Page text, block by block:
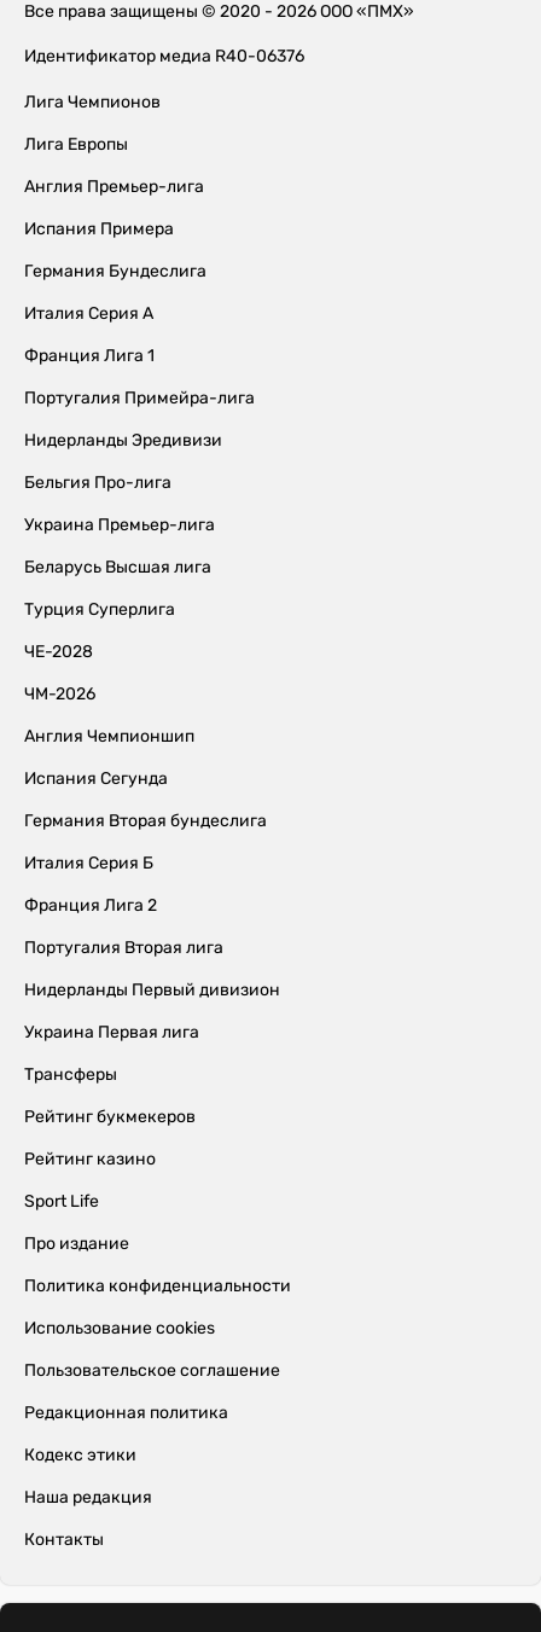
Все права защищены © 2020 - 2026 ООО «ПМХ»
Идентификатор медиа R40-06376
Лига Чемпионов
Лига Европы
Англия Премьер-лига
Испания Примера
Германия Бундеслига
Италия Серия А
Франция Лига 1
Португалия Примейра-лига
Нидерланды Эредивизи
Бельгия Про-лига
Украина Премьер-лига
Беларусь Высшая лига
Турция Суперлига
ЧЕ-2028
ЧМ-2026
Англия Чемпионшип
Испания Сегунда
Германия Вторая бундеслига
Италия Серия Б
Франция Лига 2
Португалия Вторая лига
Нидерланды Первый дивизион
Украина Первая лига
Трансферы
Рейтинг букмекеров
Рейтинг казино
Sport Life
Про издание
Политика конфиденциальности
Использование cookies
Пользовательское соглашение
Редакционная политика
Кодекс этики
Наша редакция
Контакты